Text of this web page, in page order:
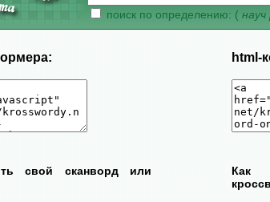
поиск по определению: (
html-
свой сканворд или
Как